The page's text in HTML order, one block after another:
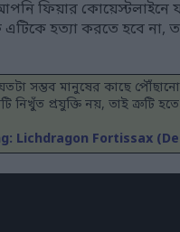
ফিয়ার কোয়েস্টলাইনে
হত্যা করতে হবে না,
যতটা সম্ভব মানুষের কাছে
নিখুঁত প্রযুক্তি নয়, তাই ত্রুটি
Lichdragon Fortissax